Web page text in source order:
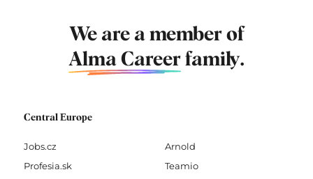
We are a member of
Alma Career family.
Central Europe
Jobs.cz
Profesia.sk
Arnold
Teamio